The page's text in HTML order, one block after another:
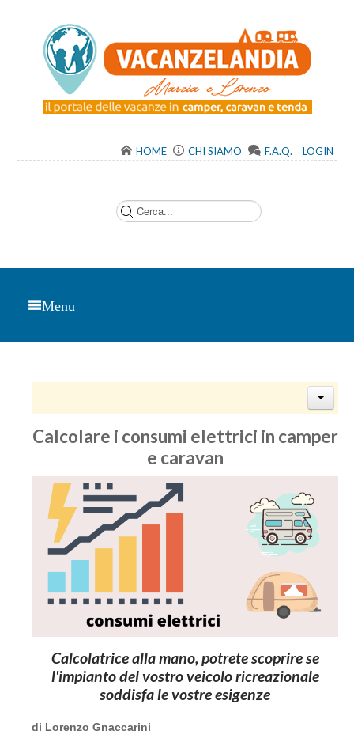
HOME CHI SIAMO F.A.Q. LOGIN
Menu
Calcolare i consumi elettrici in camper
e caravan
Calcolatrice alla mano, potrete scoprire se
l'impianto del vostro veicolo ricreazionale
soddisfa le vostre esigenze
di Lorenzo Gnaccarini